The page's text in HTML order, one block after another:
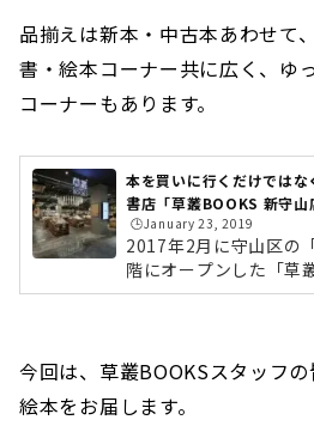
品揃えは新本・中古本あわせて
書・絵本コーナー共に広く、ゆ
コーナーもあります。
本を買いに行くだけでは
書店「草叢BOOKS 新守山
🕒️January 23, 2019
2017年2月に守山区の
階にオープンした「草
クス） 新守山店」。
本・中古本あわせて、
上！毎月豊富なイベン
り上げる存在として話
今回は、草叢BOOKSスタッフ
絵本をお届します。